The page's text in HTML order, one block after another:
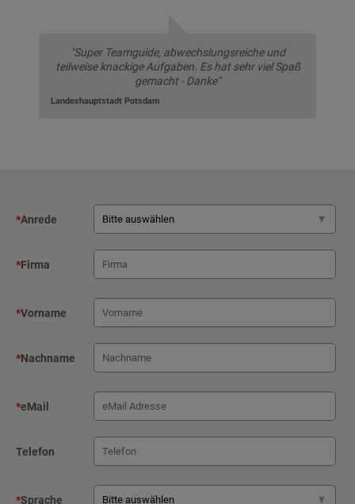
"Super Teamguide, abwechslungsreiche und
teilweise knackige Aufgaben. Es hat sehr viel Spaß
gemacht - Danke"
Landeshauptstadt Potsdam
*Anrede
*Firma
*Vorname
*Nachname
*eMail
Telefon
*Sprache